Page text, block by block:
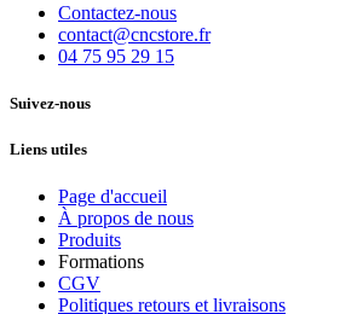
Contactez-nous
contact@cncstore.fr
04 75 95 29 15
Suivez-nous
Liens utiles
Page d'accueil
À propos de nous
Produits
Formations
CGV
Politiques retours et livraisons